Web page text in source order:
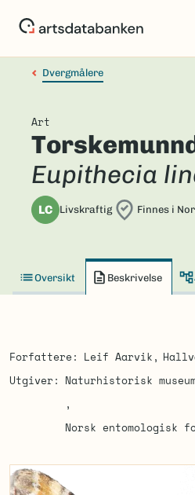
Dvergmålere
Art
Eupithecia
LC Livskraftig Finnes i
Oversikt Beskrivelse
Forfattere Leif Aarvik
Utgiver
Naturhistorisk
Norsk entomologisk